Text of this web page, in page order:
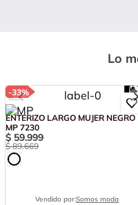
Lo
-33%
ENTERIZO LARGO MUJER NEGRO
MP 7230
$ 59.999
$ 89.669
Vendido por:Somos moda